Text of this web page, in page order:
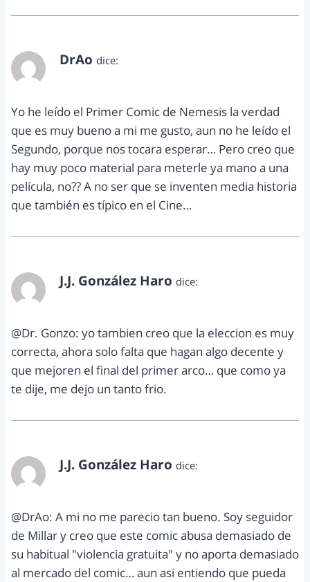
DrAo dice:
Yo he leído el Primer Comic de Nemesis la verdad
que es muy bueno a mi me gusto, aun no he leído el
Segundo, porque nos tocara esperar… Pero creo que
hay muy poco material para meterle ya mano a una
película, no?? A no ser que se inventen media historia
que también es típico en el Cine…
J.J. González Haro dice:
@Dr. Gonzo: yo tambien creo que la eleccion es muy
correcta, ahora solo falta que hagan algo decente y
que mejoren el final del primer arco… que como ya
te dije, me dejo un tanto frio.
J.J. González Haro dice:
@DrAo: A mi no me parecio tan bueno. Soy seguidor
de Millar y creo que este comic abusa demasiado de
su habitual "violencia gratuita" y no aporta demasiado
al mercado del comic… aun asi entiendo que pueda